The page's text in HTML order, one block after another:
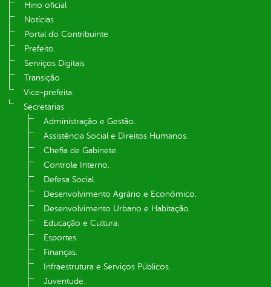
Hino oficial
Notícias
Portal do Contribuinte
Prefeito.
Serviços Digitais
Transição
Vice-prefeita.
Secretarias
Administração e Gestão.
Assistência Social e Direitos Humanos.
Chefia de Gabinete.
Controle Interno.
Defesa Social.
Desenvolvimento Agrário e Econômico.
Desenvolvimento Urbano e Habitação
Educação e Cultura.
Esportes.
Finanças.
Infraestrutura e Serviços Públicos.
Juventude.